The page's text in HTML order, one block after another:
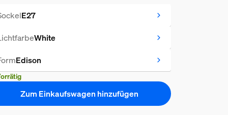
E27
White
Edison
Zum Einkaufswagen hinzufügen